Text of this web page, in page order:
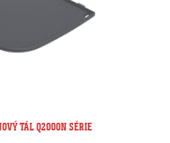
TÁL Q2000N SÉRIE